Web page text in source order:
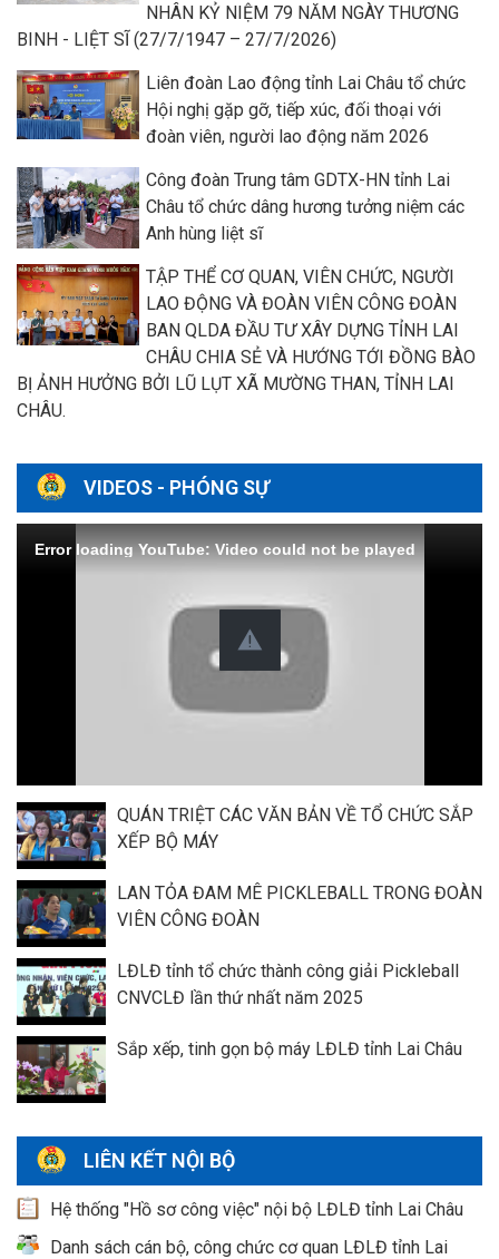
NHÂN KỶ NIỆM 79 NĂM NGÀY THƯƠNG
BINH - LIỆT SĨ (27/7/1947 – 27/7/2026)
Liên đoàn Lao động tỉnh Lai Châu tổ chức
Hội nghị gặp gỡ, tiếp xúc, đối thoại với
đoàn viên, người lao động năm 2026
Công đoàn Trung tâm GDTX-HN tỉnh Lai
Châu tổ chức dâng hương tưởng niệm các
Anh hùng liệt sĩ
TẬP THỂ CƠ QUAN, VIÊN CHỨC, NGƯỜI
LAO ĐỘNG VÀ ĐOÀN VIÊN CÔNG ĐOÀN
BAN QLDA ĐẦU TƯ XÂY DỰNG TỈNH LAI
CHÂU CHIA SẺ VÀ HƯỚNG TỚI ĐỒNG BÀO
BỊ ẢNH HƯỞNG BỞI LŨ LỤT XÃ MƯỜNG THAN, TỈNH LAI
CHÂU.
VIDEOS - PHÓNG SỰ
Error loading YouTube: Video could not be played
QUÁN TRIỆT CÁC VĂN BẢN VỀ TỔ CHỨC SẮP
XẾP BỘ MÁY
LAN TỎA ĐAM MÊ PICKLEBALL TRONG ĐOÀN
VIÊN CÔNG ĐOÀN
LĐLĐ tỉnh tổ chức thành công giải Pickleball
CNVCLĐ lần thứ nhất năm 2025
Sắp xếp, tinh gọn bộ máy LĐLĐ tỉnh Lai Châu
LIÊN KẾT NỘI BỘ
Hệ thống "Hồ sơ công việc" nội bộ LĐLĐ tỉnh Lai Châu
Danh sách cán bộ, công chức cơ quan LĐLĐ tỉnh Lai